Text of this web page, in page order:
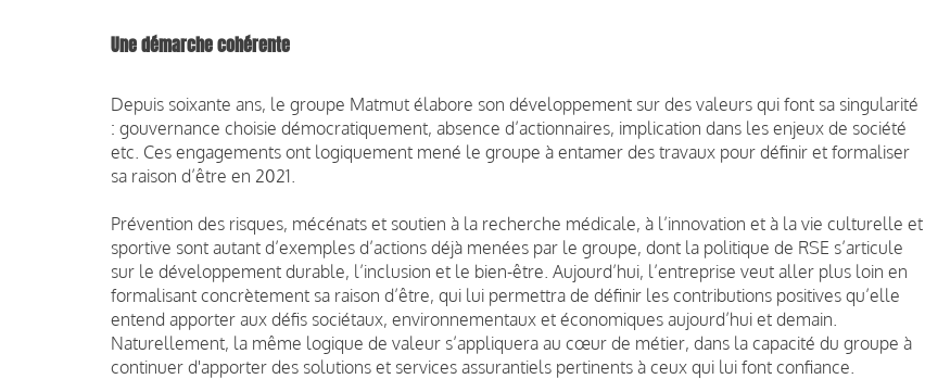
Une démarche cohérente
Depuis soixante ans, le groupe Matmut élabore son développement sur des valeurs qui font sa singularité
: gouvernance choisie démocratiquement, absence d’actionnaires, implication dans les enjeux de société
etc. Ces engagements ont logiquement mené le groupe à entamer des travaux pour définir et formaliser
sa raison d’être en 2021.
Prévention des risques, mécénats et soutien à la recherche médicale, à l’innovation et à la vie culturelle et
sportive sont autant d’exemples d’actions déjà menées par le groupe, dont la politique de RSE s’articule
sur le développement durable, l’inclusion et le bien-être. Aujourd’hui, l’entreprise veut aller plus loin en
formalisant concrètement sa raison d’être, qui lui permettra de définir les contributions positives qu’elle
entend apporter aux défis sociétaux, environnementaux et économiques aujourd’hui et demain.
Naturellement, la même logique de valeur s’appliquera au cœur de métier, dans la capacité du groupe à
continuer d'apporter des solutions et services assurantiels pertinents à ceux qui lui font confiance.